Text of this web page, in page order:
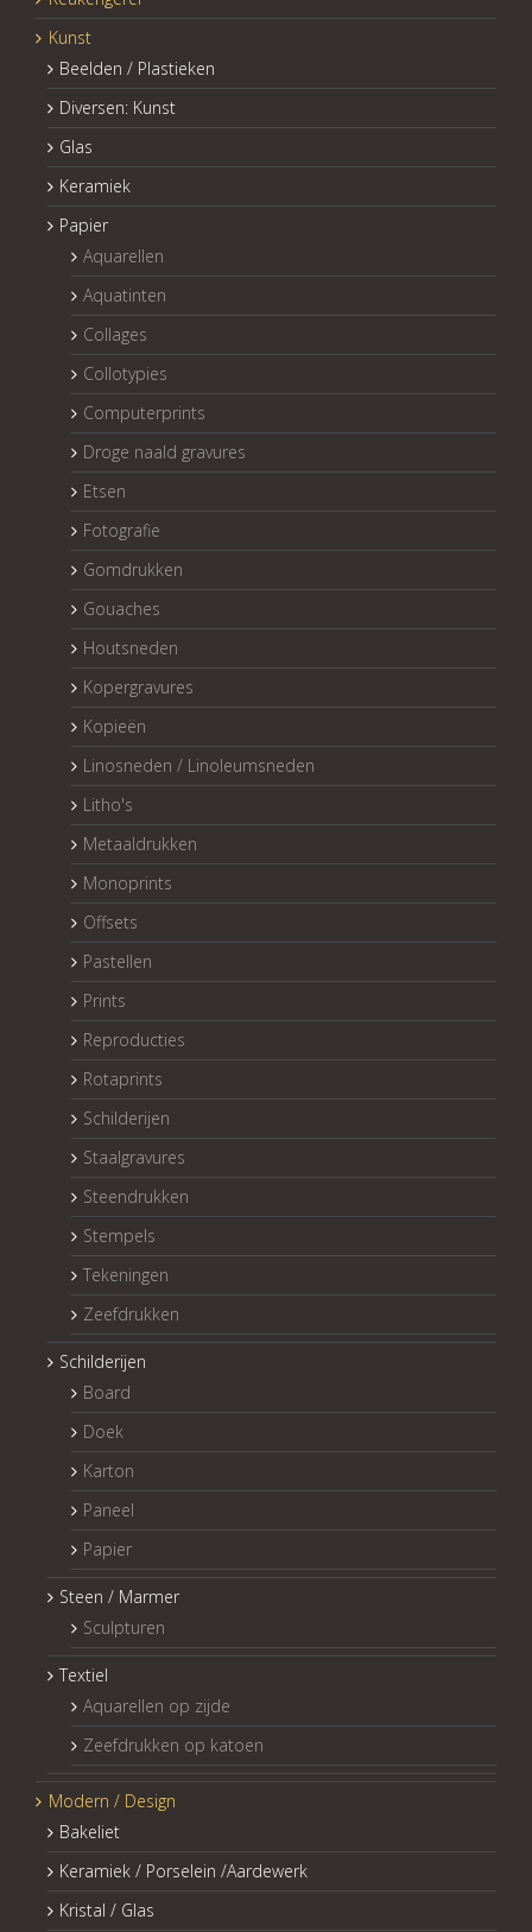
Kunst
Beelden / Plastieken
Diversen: Kunst
Glas
Keramiek
Papier
Aquarellen
Aquatinten
Collages
Collotypies
Computerprints
Droge naald gravures
Etsen
Fotografie
Gomdrukken
Gouaches
Houtsneden
Kopergravures
Kopieën
Linosneden / Linoleumsneden
Litho's
Metaaldrukken
Monoprints
Offsets
Pastellen
Prints
Reproducties
Rotaprints
Schilderijen
Staalgravures
Steendrukken
Stempels
Tekeningen
Zeefdrukken
Schilderijen
Board
Doek
Karton
Paneel
Papier
Steen / Marmer
Sculpturen
Textiel
Aquarellen op zijde
Zeefdrukken op katoen
Modern / Design
Bakeliet
Keramiek / Porselein /Aardewerk
Kristal / Glas